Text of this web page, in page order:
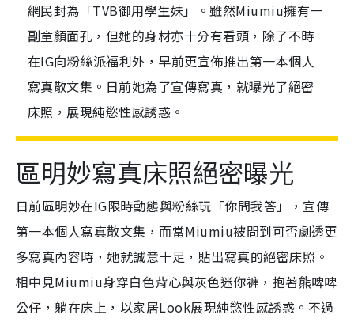
網民封為「TVB御用學生妹」。雖然Miumiu擁有一
副童顏面孔，但她的身材亦十分有看頭，除了不時
在IG向粉絲派福利外，早前更宣佈推出第一本個人
寫真散文集。日前她為了宣傳寫真，就曝光了絕密
床照，展現純慾性感誘惑。
區明妙寫真床照絕密曝光
日前區明妙在IG限時動態與粉絲玩「你問我答」，宣傳
第一本個人寫真散文集，而當Miumiu被問到可否劇透更
多寫真內容時，她就誠意十足，貼出寫真的絕密床照。
相中見Miumiu身穿白色背心與灰色迷你褲，抱著熊啤啤
公仔，躺在床上，以家居Look展現純慾性感誘惑。不過